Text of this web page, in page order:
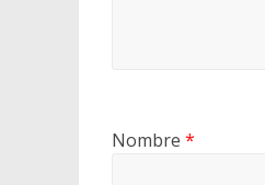
Nombre *